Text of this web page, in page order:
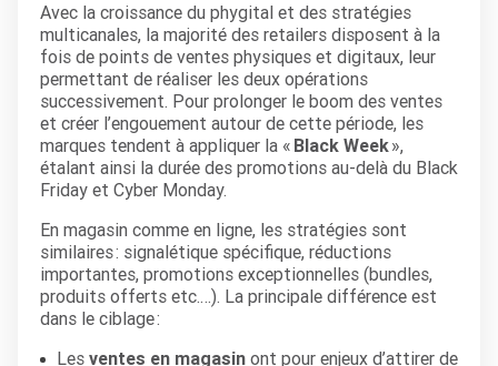
Avec la croissance du phygital et des stratégies
multicanales, la majorité des retailers disposent à la
fois de points de ventes physiques et digitaux, leur
permettant de réaliser les deux opérations
successivement. Pour prolonger le boom des ventes
et créer l’engouement autour de cette période, les
marques tendent à appliquer la « Black Week»,
étalant ainsi la durée des promotions au-delà du Black
Friday et Cyber Monday.
En magasin comme en ligne, les stratégies sont
similaires : signalétique spécifique, réductions
importantes, promotions exceptionnelles (bundles,
produits offerts etc.…). La principale différence est
dans le ciblage :
Les ventes en magasin ont pour enjeux d’attirer de